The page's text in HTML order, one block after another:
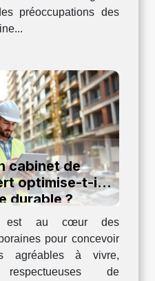
préoccupations des
cabinet de
optimise-t-il
durable ?
est au cœur des
pour concevoir
à vivre,
de